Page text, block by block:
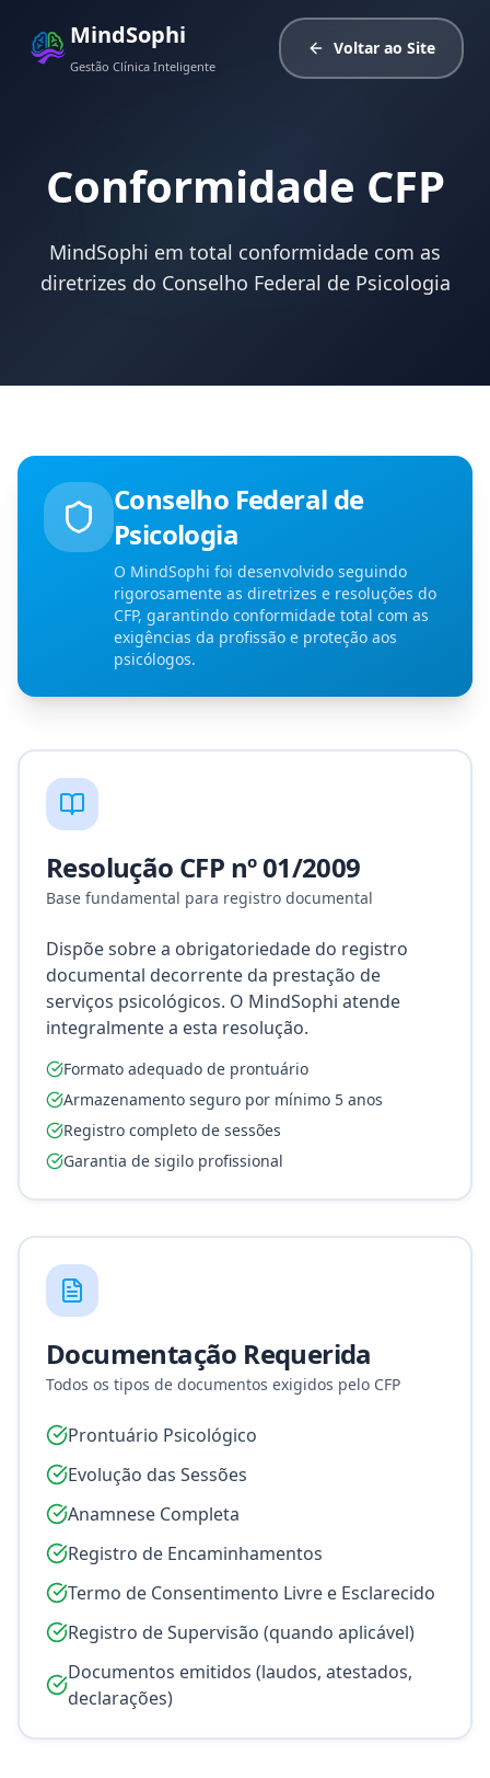
MindSophi
Gestão Clínica Inteligente
Voltar ao Site
Conformidade CFP
MindSophi em total conformidade com as
diretrizes do Conselho Federal de Psicologia
Conselho Federal de
Psicologia
O MindSophi foi desenvolvido seguindo
rigorosamente as diretrizes e resoluções do
CFP, garantindo conformidade total com as
exigências da profissão e proteção aos
psicólogos.
Resolução CFP nº 01/2009
Base fundamental para registro documental
Dispõe sobre a obrigatoriedade do registro
documental decorrente da prestação de
serviços psicológicos. O MindSophi atende
integralmente a esta resolução.
Formato adequado de prontuário
Armazenamento seguro por mínimo 5 anos
Registro completo de sessões
Garantia de sigilo profissional
Documentação Requerida
Todos os tipos de documentos exigidos pelo CFP
Prontuário Psicológico
Evolução das Sessões
Anamnese Completa
Registro de Encaminhamentos
Termo de Consentimento Livre e Esclarecido
Registro de Supervisão (quando aplicável)
Documentos emitidos (laudos, atestados,
declarações)